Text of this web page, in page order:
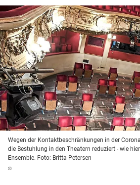
Wegen der Kontaktbeschränkungen in der
die Bestuhlung in den Theatern reduziert - wie
Ensemble. Foto: Britta Petersen
©